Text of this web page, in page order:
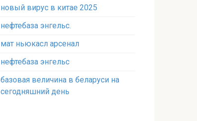
новый вирус в китае 2025
нефтебаза энгельс.
мат ньюкасл арсенал
нефтебаза энгельс
базовая величина в беларуси на
сегодняшний день